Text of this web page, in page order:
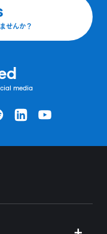
せんか？
media
の の
ページ
Goodpatchの
ページ
Goodpatchの